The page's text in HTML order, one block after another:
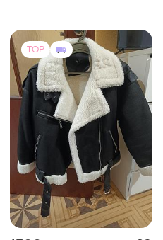
1300 грн 9
Зимова косуха
S і ще 1